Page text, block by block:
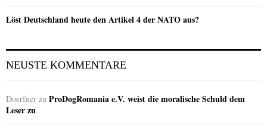
Löst Deutschland heute den Artikel 4 der NATO aus?
NEUSTE KOMMENTARE
Doerfner zu ProDogRomania e.V. weist die moralische Schuld dem
Leser zu